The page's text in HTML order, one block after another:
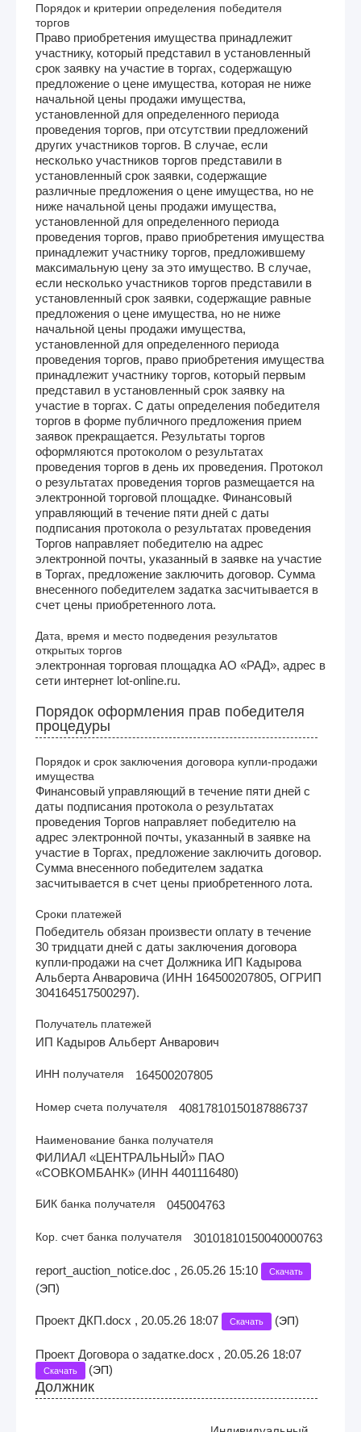
Порядок и критерии определения победителя
торгов
Право приобретения имущества принадлежит
участнику, который представил в установленный
срок заявку на участие в торгах, содержащую
предложение о цене имущества, которая не ниже
начальной цены продажи имущества,
установленной для определенного периода
проведения торгов, при отсутствии предложений
других участников торгов. В случае, если
несколько участников торгов представили в
установленный срок заявки, содержащие
различные предложения о цене имущества, но не
ниже начальной цены продажи имущества,
установленной для определенного периода
проведения торгов, право приобретения имущества
принадлежит участнику торгов, предложившему
максимальную цену за это имущество. В случае,
если несколько участников торгов представили в
установленный срок заявки, содержащие равные
предложения о цене имущества, но не ниже
начальной цены продажи имущества,
установленной для определенного периода
проведения торгов, право приобретения имущества
принадлежит участнику торгов, который первым
представил в установленный срок заявку на
участие в торгах. С даты определения победителя
торгов в форме публичного предложения прием
заявок прекращается. Результаты торгов
оформляются протоколом о результатах
проведения торгов в день их проведения. Протокол
о результатах проведения торгов размещается на
электронной торговой площадке. Финансовый
управляющий в течение пяти дней с даты
подписания протокола о результатах проведения
Торгов направляет победителю на адрес
электронной почты, указанный в заявке на участие
в Торгах, предложение заключить договор. Сумма
внесенного победителем задатка засчитывается в
счет цены приобретенного лота.
Дата, время и место подведения результатов
открытых торгов
электронная торговая площадка АО «РАД», адрес в
сети интернет lot-online.ru.
Порядок оформления прав победителя
процедуры
Порядок и срок заключения договора купли-продажи
имущества
Финансовый управляющий в течение пяти дней с
даты подписания протокола о результатах
проведения Торгов направляет победителю на
адрес электронной почты, указанный в заявке на
участие в Торгах, предложение заключить договор.
Сумма внесенного победителем задатка
засчитывается в счет цены приобретенного лота.
Сроки платежей
Победитель обязан произвести оплату в течение
30 тридцати дней с даты заключения договора
купли-продажи на счет Должника ИП Кадырова
Альберта Анваровича (ИНН 164500207805, ОГРИП
304164517500297).
Получатель платежей
ИП Кадыров Альберт Анварович
ИНН получателя 164500207805
Номер счета получателя 40817810150187886737
Наименование банка получателя
ФИЛИАЛ «ЦЕНТРАЛЬНЫЙ» ПАО
«СОВКОМБАНК» (ИНН 4401116480)
БИК банка получателя 045004763
Кор. счет банка получателя 30101810150040000763
report_auction_notice.doc , 26.05.26 15:10 Скачать
(ЭП)
Проект ДКП.docx , 20.05.26 18:07 Скачать (ЭП)
Проект Договора о задатке.docx , 20.05.26 18:07
Скачать (ЭП)
Должник